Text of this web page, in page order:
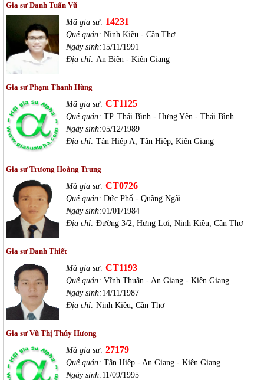
Gia sư Danh Tuấn Vũ
Mã gia sư: 14231
Quê quán: Ninh Kiều - Cần Thơ
Ngày sinh:15/11/1991
Địa chỉ: An Biên - Kiên Giang
Gia sư Phạm Thanh Hùng
Mã gia sư: CT1125
Quê quán: TP. Thái Bình - Hưng Yên - Thái Bình
Ngày sinh:05/12/1989
Địa chỉ: Tân Hiệp A, Tân Hiệp, Kiên Giang
Gia sư Trương Hoàng Trung
Mã gia sư: CT0726
Quê quán: Đức Phổ - Quãng Ngãi
Ngày sinh:01/01/1984
Địa chỉ: Đường 3/2, Hưng Lợi, Ninh Kiều, Cần Thơ
Gia sư Danh Thiết
Mã gia sư: CT1193
Quê quán: Vĩnh Thuận - An Giang - Kiên Giang
Ngày sinh:14/11/1987
Địa chỉ: Ninh Kiều, Cần Thơ
Gia sư Vũ Thị Thúy Hương
Mã gia sư: 27179
Quê quán: Tân Hiệp - An Giang - Kiên Giang
Ngày sinh:11/09/1995